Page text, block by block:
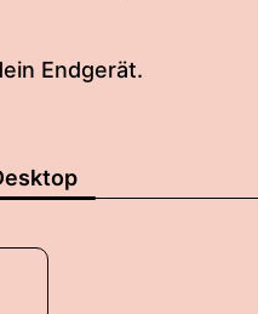
Endgerät.